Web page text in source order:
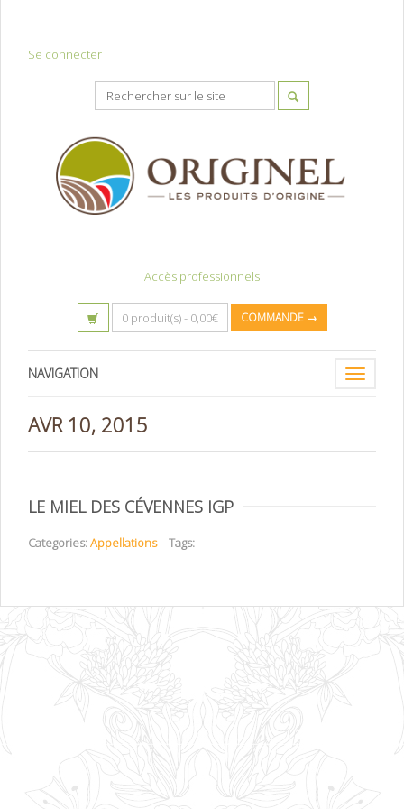
Se connecter
Accès professionnels
0 produit(s) - 0,00€ COMMANDE →
Toggle
NAVIGATION
AVR 10, 2015
LE MIEL DES CÉVENNES IGP
Categories:Appellations Tags: